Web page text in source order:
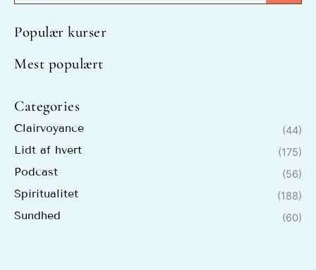
Populær kurser
Mest populært
Categories
Clairvoyance (44)
Lidt af hvert (175)
Podcast (56)
Spiritualitet (188)
Sundhed (60)